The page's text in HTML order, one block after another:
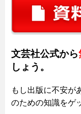
文芸社公式から
しょう。
もし出版に不安が
のための知識をゲ